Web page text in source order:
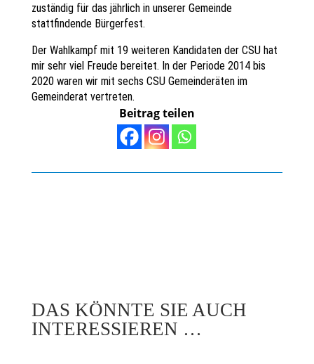
zuständig für das jährlich in unserer Gemeinde
stattfindende Bürgerfest.
Der Wahlkampf mit 19 weiteren Kandidaten der CSU hat
mir sehr viel Freude bereitet. In der Periode 2014 bis
2020 waren wir mit sechs CSU Gemeinderäten im
Gemeinderat vertreten.
Beitrag teilen
DAS KÖNNTE SIE AUCH
INTERESSIEREN …